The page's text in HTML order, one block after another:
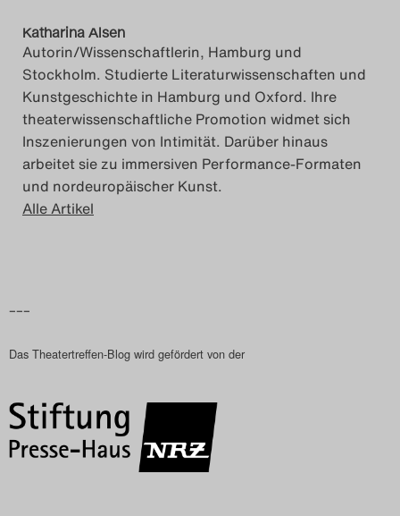
Katharina Alsen
Autorin/Wissenschaftlerin, Hamburg und
Stockholm. Studierte Literaturwissenschaften und
Kunstgeschichte in Hamburg und Oxford. Ihre
theaterwissenschaftliche Promotion widmet sich
Inszenierungen von Intimität. Darüber hinaus
arbeitet sie zu immersiven Performance-Formaten
und nordeuropäischer Kunst.
Alle Artikel
–––
Das Theatertreffen-Blog wird gefördert von der